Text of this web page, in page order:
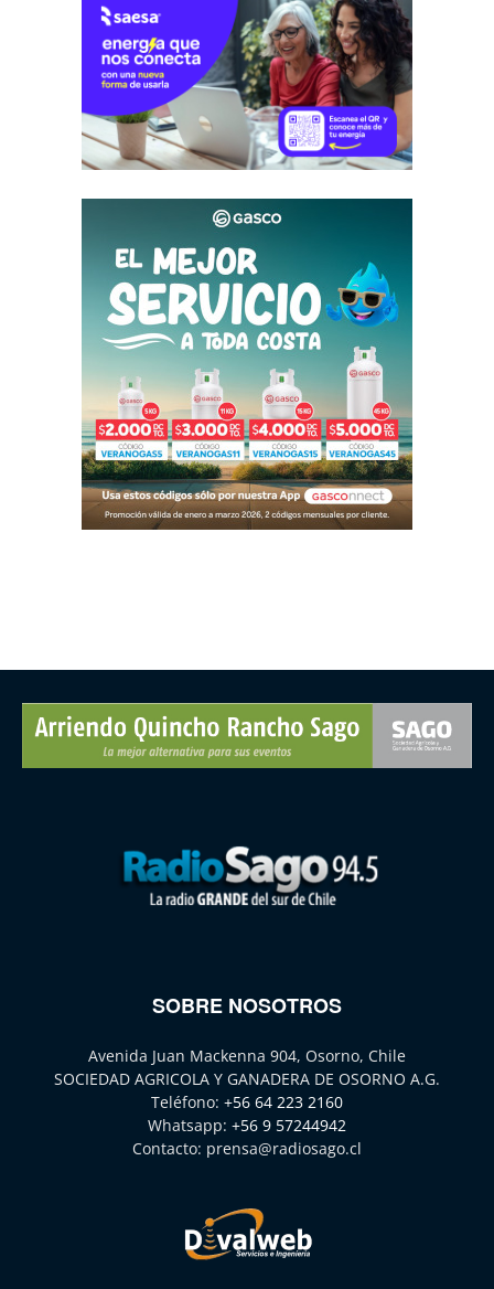
SOBRE NOSOTROS
Avenida Juan Mackenna 904, Osorno, Chile
SOCIEDAD AGRICOLA Y GANADERA DE OSORNO A.G.
Teléfono: +56 64 223 2160
Whatsapp: +56 9 57244942
Contacto: prensa@radiosago.cl